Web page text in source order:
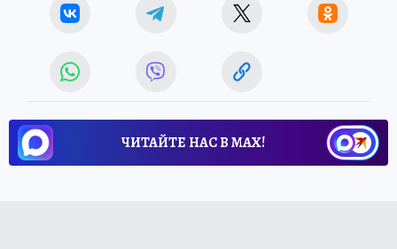
ЧИТАЙТЕ НАС В МАХ!